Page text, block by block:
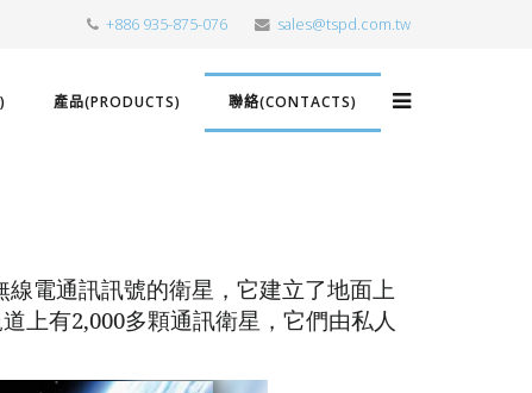
+886 935-875-076 sales@tspd.com.tw
產品(PRODUCTS) 聯絡(CONTACTS)
線電通訊訊號的衛星，它建立了地面上
上有2,000多顆通訊衛星，它們由私人